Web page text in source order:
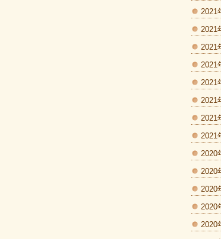
2021
2021
2021
2021
2021
2021
2021
2021
2020
2020
2020
2020
2020